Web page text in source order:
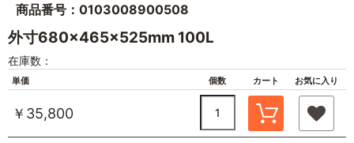
商品番号：0103008900508
外寸680×465×525mm 100L
在庫数：
単価 個数 カート お気に入り
￥35,800